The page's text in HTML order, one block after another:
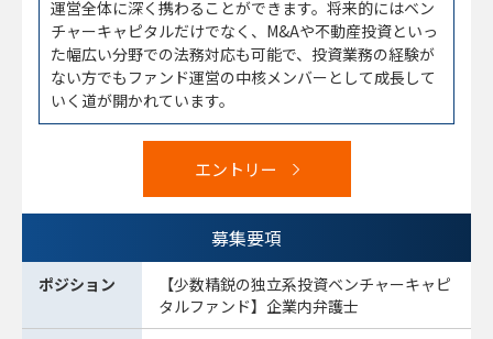
運営全体に深く携わることができます。将来的にはベン
チャーキャピタルだけでなく、M&Aや不動産投資といっ
た幅広い分野での法務対応も可能で、投資業務の経験が
ない方でもファンド運営の中核メンバーとして成長して
いく道が開かれています。
エントリー
募集要項
ポジション
【少数精鋭の独立系投資ベンチャーキャピ
タルファンド】企業内弁護士